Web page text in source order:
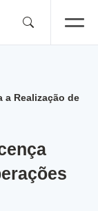
a Realização de